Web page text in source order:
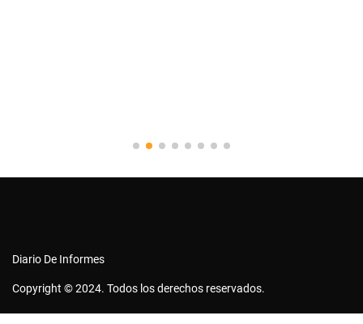
Diario De Informes
Copyright © 2024. Todos los derechos reservados.